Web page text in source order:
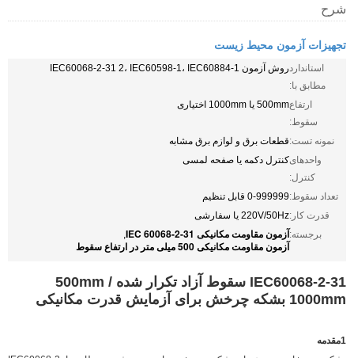
شرح
تجهیزات آزمون محیط زیست
استاندارد
مطابق با:
روش آزمون IEC60068-2-31 2، IEC60598-1، IEC60884-1
ارتفاع
سقوط:
500mm یا 1000mm اختیاری
نمونه تست:قطعات برق و لوازم برق مشابه
واحدهای
کنترل:
کنترل دکمه یا صفحه لمسی
تعداد سقوط:0-999999 قابل تنظیم
قدرت کار:220V/50Hz یا سفارشی
برجسته:آزمون مقاومت مکانیکی IEC 60068-2-31 ,
آزمون مقاومت مکانیکی 500 میلی متر در ارتفاع سقوط
IEC60068-2-31 سقوط آزاد تکرار شده 500mm /
1000mm بشکه چرخش برای آزمایش قدرت مکانیکی
1مقدمه